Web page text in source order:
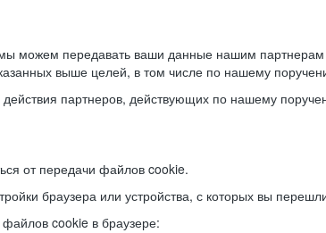
мы можем передавать ваши данные нашим
выше целей, в том числе по нашему
действия партнеров, действующих по нашему
от передачи файлов cookie.
браузера или устройства, с которых вы
файлов cookie в браузере: